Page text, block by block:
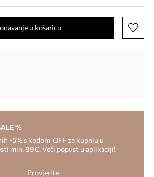
u košaricu
%
-5% s kodom: OFF za kupnju u
min. 89€. Veći popust u aplikaciji!
Provjerite